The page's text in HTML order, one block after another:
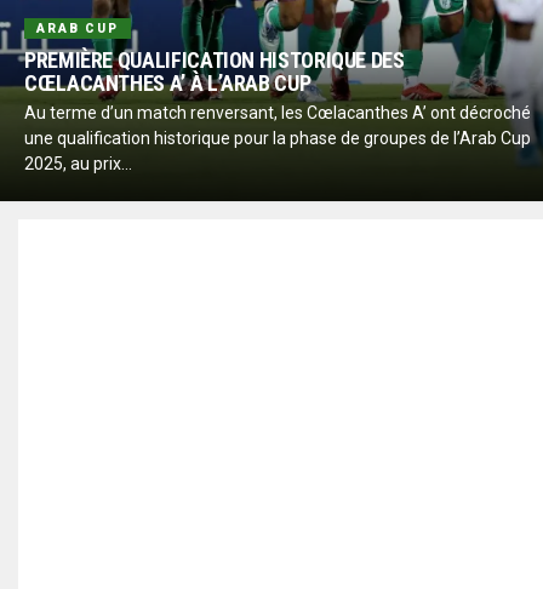
ARAB CUP
PREMIÈRE QUALIFICATION HISTORIQUE DES
CŒLACANTHES A’ À L’ARAB CUP
Au terme d’un match renversant, les Cœlacanthes A’ ont décroché
une qualification historique pour la phase de groupes de l’Arab Cup
2025, au prix...